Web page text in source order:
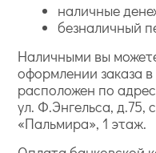
наличные
безналичный
Наличными вы
оформлении заказа
расположен по
ул. Ф.Энгельса, д.75,
«Пальмира», 1 этаж.